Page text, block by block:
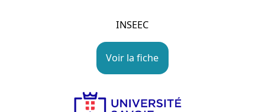
INSEEC
Voir la fiche